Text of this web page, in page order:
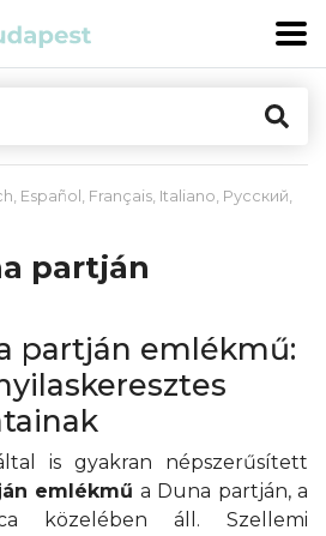
, Español , Français, Italiano, Русский,
partján
partján emlékmű:
is gyakran népszerűsített
emlékmű a Duna partján, a
közelében áll. Szellemi